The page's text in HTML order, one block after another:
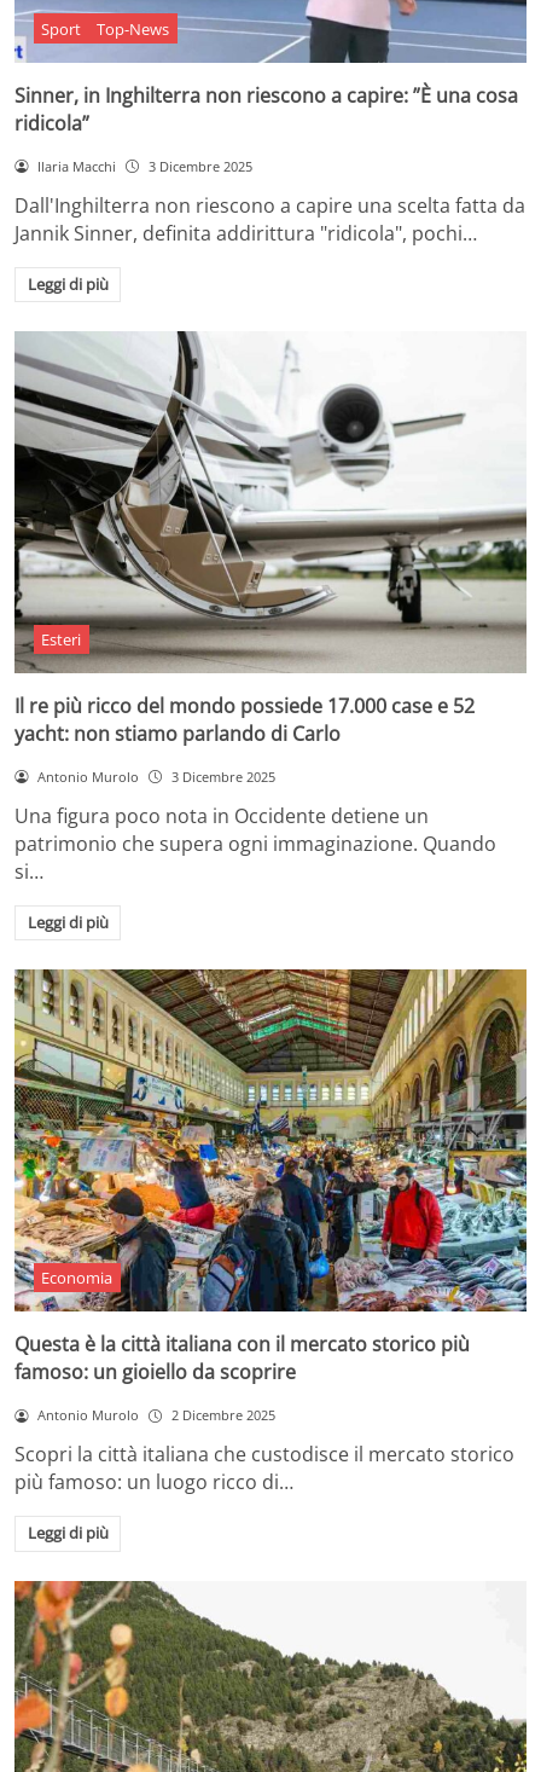
Sport Top-News
Sinner, in Inghilterra non riescono a capire: ”È una cosa
ridicola”
Ilaria Macchi 3 Dicembre 2025
Dall'Inghilterra non riescono a capire una scelta fatta da
Jannik Sinner, definita addirittura "ridicola", pochi…
Leggi di più
Esteri
Il re più ricco del mondo possiede 17.000 case e 52
yacht: non stiamo parlando di Carlo
Antonio Murolo 3 Dicembre 2025
Una figura poco nota in Occidente detiene un
patrimonio che supera ogni immaginazione. Quando
si…
Leggi di più
Economia
Questa è la città italiana con il mercato storico più
famoso: un gioiello da scoprire
Antonio Murolo 2 Dicembre 2025
Scopri la città italiana che custodisce il mercato storico
più famoso: un luogo ricco di…
Leggi di più